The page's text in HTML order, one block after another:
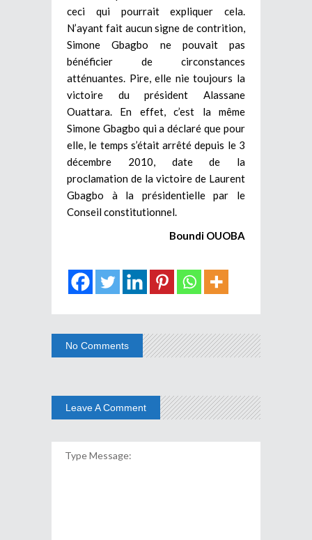
ceci qui pourrait expliquer cela.
N’ayant fait aucun signe de contrition,
Simone Gbagbo ne pouvait pas
bénéficier de circonstances
atténuantes. Pire, elle nie toujours la
victoire du président Alassane
Ouattara. En effet, c’est la même
Simone Gbagbo qui a déclaré que pour
elle, le temps s’était arrêté depuis le 3
décembre 2010, date de la
proclamation de la victoire de Laurent
Gbagbo à la présidentielle par le
Conseil constitutionnel.
Boundi OUOBA
No Comments
Leave A Comment